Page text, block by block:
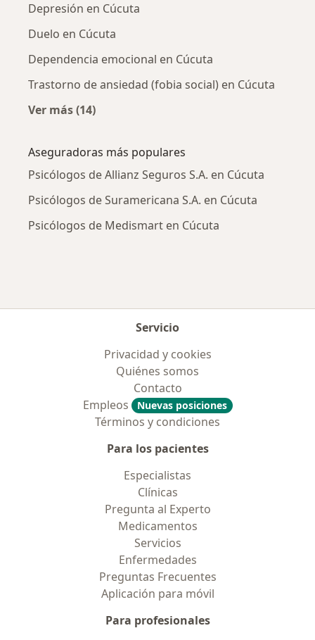
Depresión en Cúcuta
Duelo en Cúcuta
Dependencia emocional en Cúcuta
Trastorno de ansiedad (fobia social) en Cúcuta
Ver más (14)
Aseguradoras más populares
Psicólogos de Allianz Seguros S.A. en Cúcuta
Psicólogos de Suramericana S.A. en Cúcuta
Psicólogos de Medismart en Cúcuta
Servicio
Privacidad y cookies
Quiénes somos
Contacto
Empleos
Nuevas posiciones
Términos y condiciones
Para los pacientes
Especialistas
Clínicas
Pregunta al Experto
Medicamentos
Servicios
Enfermedades
Preguntas Frecuentes
Aplicación para móvil
Para profesionales